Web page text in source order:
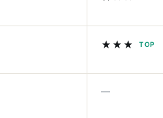
★★★ TOP
—